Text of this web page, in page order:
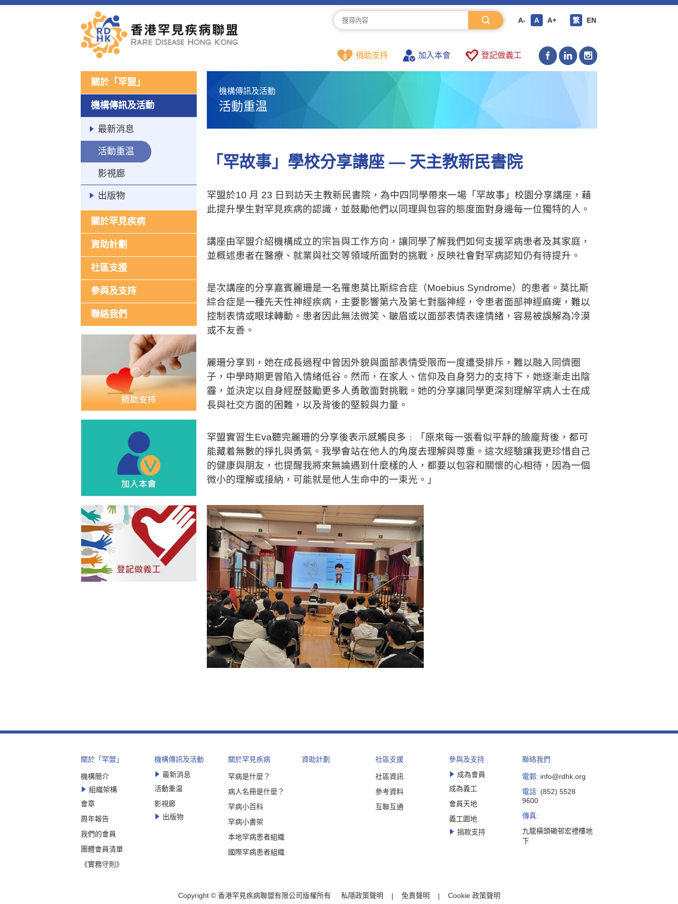
A- A A+ 繁 EN
捐助支持 加入本會 登記做義工
關於「罕盟」
機構傳訊及活動
最新消息
活動重温
影視廊
出版物
關於罕見疾病
資助計劃
社區支援
參與及支持
聯絡我們
機構傳訊及活動
活動重温
「罕故事」學校分享講座 — 天主教新民書院
罕盟於10 月 23 日到訪天主教新民書院，為中四同學帶來一場「罕故事」校園分享講座，藉
此提升學生對罕見疾病的認識，並鼓勵他們以同理與包容的態度面對身邊每一位獨特的人。
講座由罕盟介紹機構成立的宗旨與工作方向，讓同學了解我們如何支援罕病患者及其家庭，
並概述患者在醫療、就業與社交等領域所面對的挑戰，反映社會對罕病認知仍有待提升。
是次講座的分享嘉賓麗珊是一名罹患莫比斯綜合症（Moebius Syndrome）的患者。莫比斯
綜合症是一種先天性神經疾病，主要影響第六及第七對腦神經，令患者面部神經麻痺，難以
控制表情或眼球轉動。患者因此無法微笑、皺眉或以面部表情表達情緒，容易被誤解為冷漠
或不友善。
麗珊分享到，她在成長過程中曾因外貌與面部表情受限而一度遭受排斥，難以融入同儕圈
子，中學時期更曾陷入情緒低谷。然而，在家人、信仰及自身努力的支持下，她逐漸走出陰
霾，並決定以自身經歷鼓勵更多人勇敢面對挑戰。她的分享讓同學更深刻理解罕病人士在成
長與社交方面的困難，以及背後的堅毅與力量。
罕盟實習生Eva聽完麗珊的分享後表示感觸良多﹕「原來每一張看似平靜的臉龐背後，都可
能藏着無數的掙扎與勇氣。我學會站在他人的角度去理解與尊重。這次經驗讓我更珍惜自己
的健康與朋友，也提醒我將來無論遇到什麼樣的人，都要以包容和關懷的心相待，因為一個
微小的理解或接納，可能就是他人生命中的一束光。」
關於「罕盟」
機構簡介
組織架構
會章
周年報告
我們的會員
團體會員清單
《實務守則》
機構傳訊及活動
最新消息
活動重温
影視廊
出版物
關於罕見疾病
罕病是什麼？
病人名冊是什麼？
罕病小百科
罕病小書架
本地罕病患者組織
國際罕病患者組織
資助計劃 社區支援
社區資訊
參考資料
互聯互通
參與及支持
成為會員
成為義工
會員天地
義工園地
捐款支持
聯絡我們
電郵: info@rdhk.org
電話: (852) 5528
9600
傳真:
九龍橫頭磡邨宏禮樓地
下
Copyright © 香港罕見疾病聯盟有限公司版權所有 私隱政策聲明 免責聲明 Cookie 政策聲明